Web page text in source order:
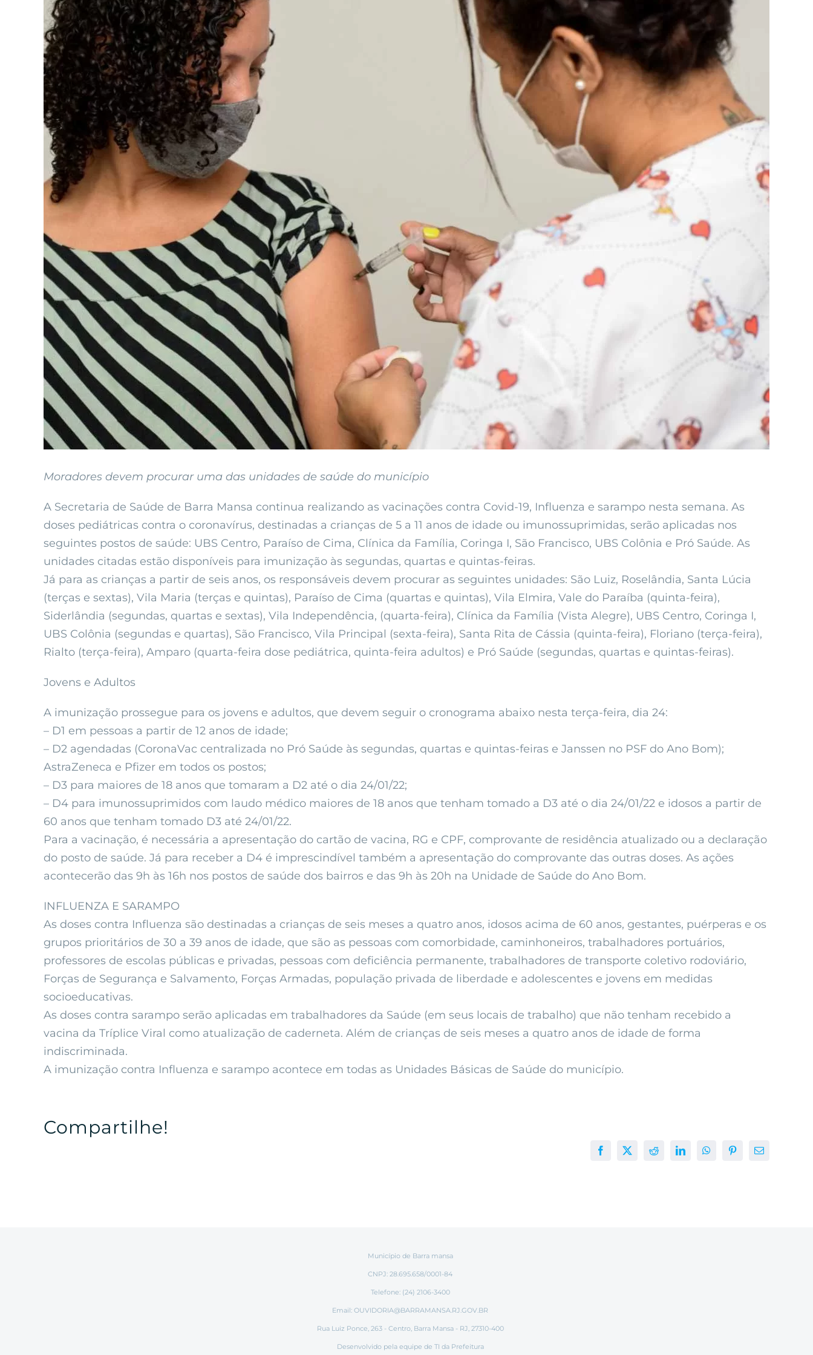
Image
Moradores devem procurar uma das unidades de saúde do município
A Secretaria de Saúde de Barra Mansa continua realizando as vacinações contra Covid-19, Influenza e sarampo nesta semana. As
doses pediátricas contra o coronavírus, destinadas a crianças de 5 a 11 anos de idade ou imunossuprimidas, serão aplicadas nos
seguintes postos de saúde: UBS Centro, Paraíso de Cima, Clínica da Família, Coringa I, São Francisco, UBS Colônia e Pró Saúde. As
unidades citadas estão disponíveis para imunização às segundas, quartas e quintas-feiras.
Já para as crianças a partir de seis anos, os responsáveis devem procurar as seguintes unidades: São Luiz, Roselândia, Santa Lúcia
(terças e sextas), Vila Maria (terças e quintas), Paraíso de Cima (quartas e quintas), Vila Elmira, Vale do Paraíba (quinta-feira),
Siderlândia (segundas, quartas e sextas), Vila Independência, (quarta-feira), Clínica da Família (Vista Alegre), UBS Centro, Coringa I,
UBS Colônia (segundas e quartas), São Francisco, Vila Principal (sexta-feira), Santa Rita de Cássia (quinta-feira), Floriano (terça-feira),
Rialto (terça-feira), Amparo (quarta-feira dose pediátrica, quinta-feira adultos) e Pró Saúde (segundas, quartas e quintas-feiras).
Jovens e Adultos
A imunização prossegue para os jovens e adultos, que devem seguir o cronograma abaixo nesta terça-feira, dia 24:
– D1 em pessoas a partir de 12 anos de idade;
– D2 agendadas (CoronaVac centralizada no Pró Saúde às segundas, quartas e quintas-feiras e Janssen no PSF do Ano Bom);
AstraZeneca e Pfizer em todos os postos;
– D3 para maiores de 18 anos que tomaram a D2 até o dia 24/01/22;
– D4 para imunossuprimidos com laudo médico maiores de 18 anos que tenham tomado a D3 até o dia 24/01/22 e idosos a partir de
60 anos que tenham tomado D3 até 24/01/22.
Para a vacinação, é necessária a apresentação do cartão de vacina, RG e CPF, comprovante de residência atualizado ou a declaração
do posto de saúde. Já para receber a D4 é imprescindível também a apresentação do comprovante das outras doses. As ações
acontecerão das 9h às 16h nos postos de saúde dos bairros e das 9h às 20h na Unidade de Saúde do Ano Bom.
INFLUENZA E SARAMPO
As doses contra Influenza são destinadas a crianças de seis meses a quatro anos, idosos acima de 60 anos, gestantes, puérperas e os
grupos prioritários de 30 a 39 anos de idade, que são as pessoas com comorbidade, caminhoneiros, trabalhadores portuários,
professores de escolas públicas e privadas, pessoas com deficiência permanente, trabalhadores de transporte coletivo rodoviário,
Forças de Segurança e Salvamento, Forças Armadas, população privada de liberdade e adolescentes e jovens em medidas
socioeducativas.
As doses contra sarampo serão aplicadas em trabalhadores da Saúde (em seus locais de trabalho) que não tenham recebido a
vacina da Tríplice Viral como atualização de caderneta. Além de crianças de seis meses a quatro anos de idade de forma
indiscriminada.
A imunização contra Influenza e sarampo acontece em todas as Unidades Básicas de Saúde do município.
Compartilhe!
Facebook
X RedditLinkedInWhatsAppPinterest
E-
Município de Barra mansa
CNPJ: 28.695.658/0001-84
Telefone: (24) 2106-3400
Email:OUVIDORIA@BARRAMANSA.RJ.GOV.BR
Rua Luiz Ponce, 263 - Centro, Barra Mansa - RJ, 27310-400
Desenvolvido pela equipe de TI da Prefeitura